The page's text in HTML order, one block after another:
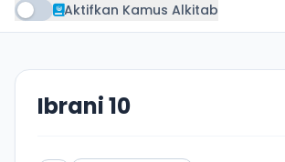
Aktifkan Kamus Alkitab
Ibrani 10